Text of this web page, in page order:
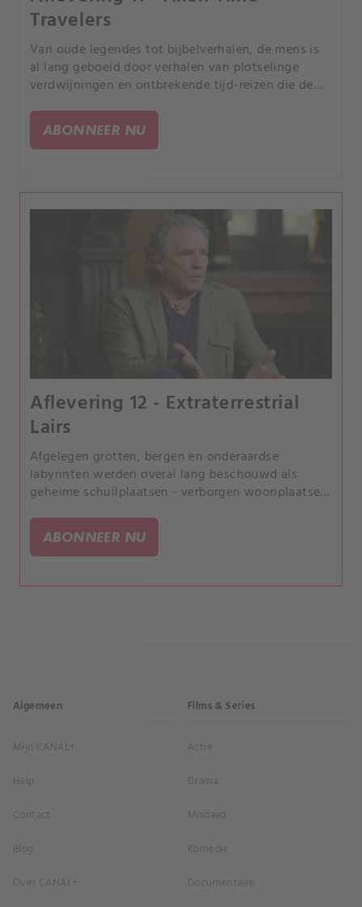
Travelers
Van oude legendes tot bijbelverhalen, de mens is
al lang geboeid door verhalen van plotselinge
verdwijningen en ontbrekende tijd-reizen die de
gebeurtenissen de vroegste bewijzen van
tijdreizen?.
ABONNEER NU
Aflevering 12 - Extraterrestrial
Lairs
Afgelegen grotten, bergen en onderaardse
labyrinten werden overal lang beschouwd als
geheime schuilplaatsen - verborgen woonplaatsen
wezens. Zijn het misschien buitenaardse
verblijven?.
ABONNEER NU
Algemeen
Mijn CANAL+
Help
Contact
Blog
Over CANAL+
Films & Series
Actie
Drama
Misdaad
Komedie
Documentaire